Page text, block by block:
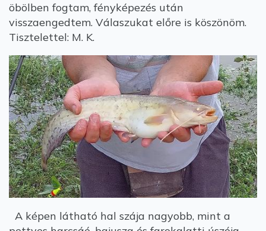
öbölben fogtam, fényképezés után
visszaengedtem. Válaszukat előre is köszönöm.
Tisztelettel: M. K.
A képen látható hal szája nagyobb, mint a